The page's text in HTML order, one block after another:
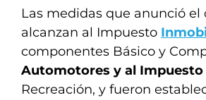
Las medidas que anunció
alcanzan al Impuesto
componentes Básico y
Automotores y al Impuesto
Recreación, y fueron